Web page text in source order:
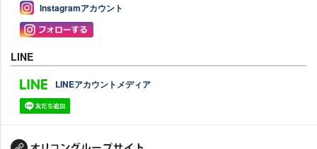
Instagramアカウント
LINE
LINEアカウントメディア